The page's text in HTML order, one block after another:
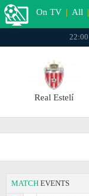
On TV | All |
Real Estelí
MATCH EVENTS